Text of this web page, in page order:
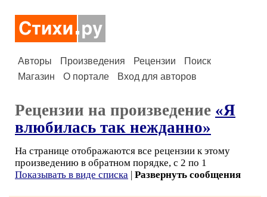
Авторы Произведения Рецензии
Поиск
Магазин
О портале Вход для авторов
Рецензии на произведение «Я
влюбилась так нежданно»
На странице отображаются все рецензии к этому
произведению в обратном порядке, с 2 по 1
Показывать в виде списка | Развернуть сообщения